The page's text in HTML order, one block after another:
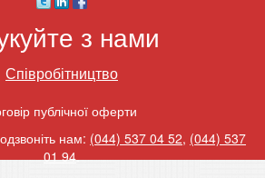
з нами
Співробітництво
публічної оферти
нам: (044) 537 04 52, (044) 537
01 94.